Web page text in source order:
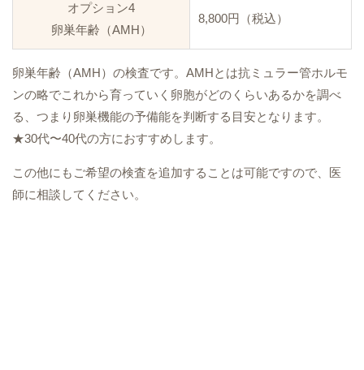
オプション4
卵巣年齢（AMH）
8,800円（税込）
卵巣年齢（AMH）の検査です。AMHとは抗ミュラー管ホルモ
ンの略でこれから育っていく卵胞がどのくらいあるかを調べ
る、つまり卵巣機能の予備能を判断する目安となります。
★30代〜40代の方におすすめします。
この他にもご希望の検査を追加することは可能ですので、医
師に相談してください。